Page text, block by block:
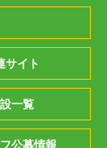
サイト
一覧
公募情報